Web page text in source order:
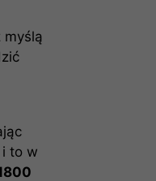
myślą
i to w